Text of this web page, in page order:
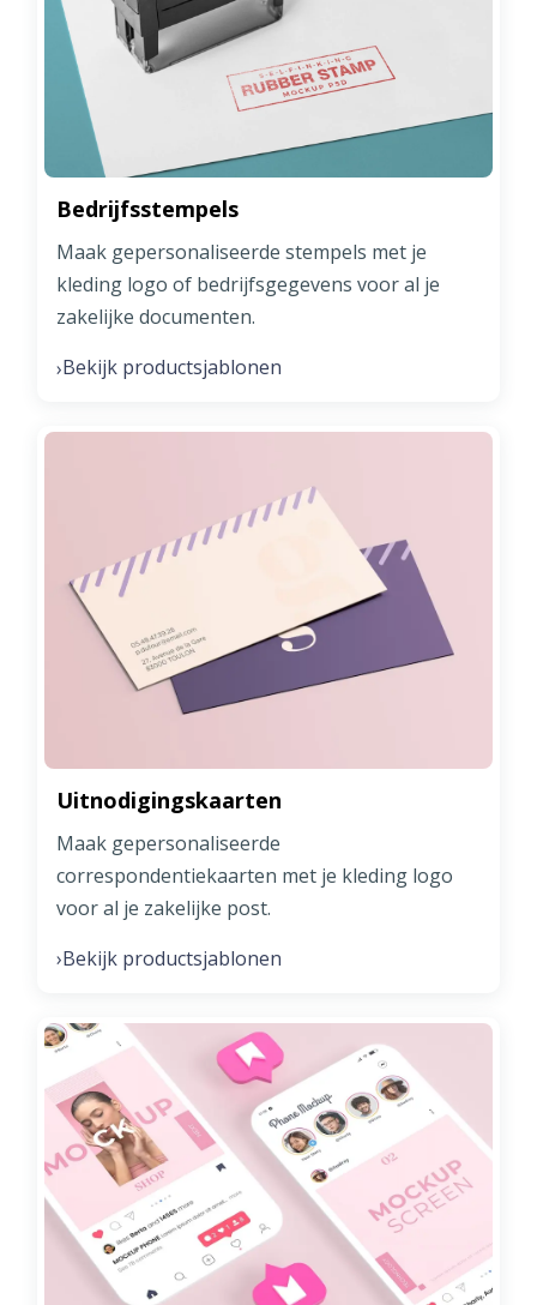
Bedrijfsstempels
Maak gepersonaliseerde stempels met je
kleding logo of bedrijfsgegevens voor al je
zakelijke documenten.
›Bekijk productsjablonen
Uitnodigingskaarten
Maak gepersonaliseerde
correspondentiekaarten met je kleding logo
voor al je zakelijke post.
›Bekijk productsjablonen